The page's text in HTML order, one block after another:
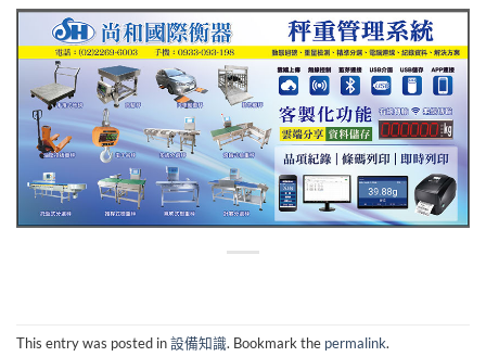
This entry was posted in設備知識. Bookmark the permalink.